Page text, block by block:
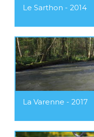
Le Sarthon - 2014
La Varenne - 2017